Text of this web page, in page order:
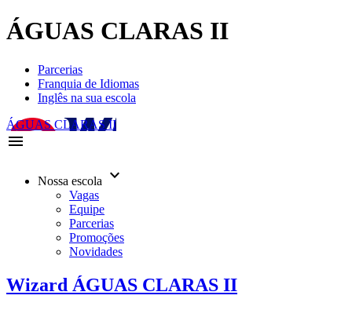
ÁGUAS CLARAS II
Parcerias
Franquia de Idiomas
Inglês na sua escola
ÁGUAS CLARAS II
menu
Nossa escola keyboard_arrow_down
Vagas
Equipe
Parcerias
Promoções
Novidades
Wizard ÁGUAS CLARAS II